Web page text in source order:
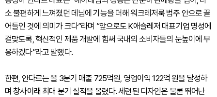
소 불편하게 느껴졌던 데님에 기능을 더해 워크레저룩 범주 안으로 끌
어들인 것에 의미가 크다”라며 “앞으로도 K애슬레저 대표기업 명성에
걸맞도록, 혁신적인 제품 개발에 힘써 국내외 소비자들의 눈높이에 부
응하겠다”라고 말했다.
한편, 안다르는 올 3분기 매출 725억원, 영업이익 122억 원을 달성하
며 창사이래 최대 분기 실적을 올렸다. 세련된 디자인은 물론 뛰어난